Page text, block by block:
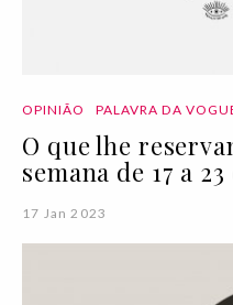
OPINIÃO PALAVRA DA
O que lhe
semana de 17 a
17 Jan 2023